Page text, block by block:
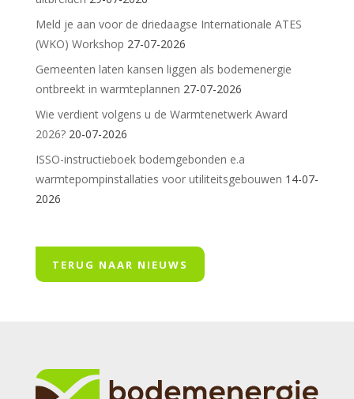
Meld je aan voor de driedaagse Internationale ATES
(WKO) Workshop 27-07-2026
Gemeenten laten kansen liggen als bodemenergie
ontbreekt in warmteplannen 27-07-2026
Wie verdient volgens u de Warmtenetwerk Award
2026? 20-07-2026
ISSO-instructieboek bodemgebonden e.a
warmtepompinstallaties voor utiliteitsgebouwen 14-07-
2026
TERUG NAAR NIEUWS